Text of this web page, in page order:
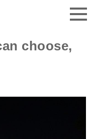
choose,